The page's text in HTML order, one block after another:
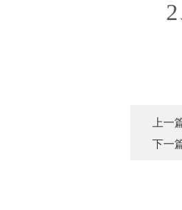
上一
下一